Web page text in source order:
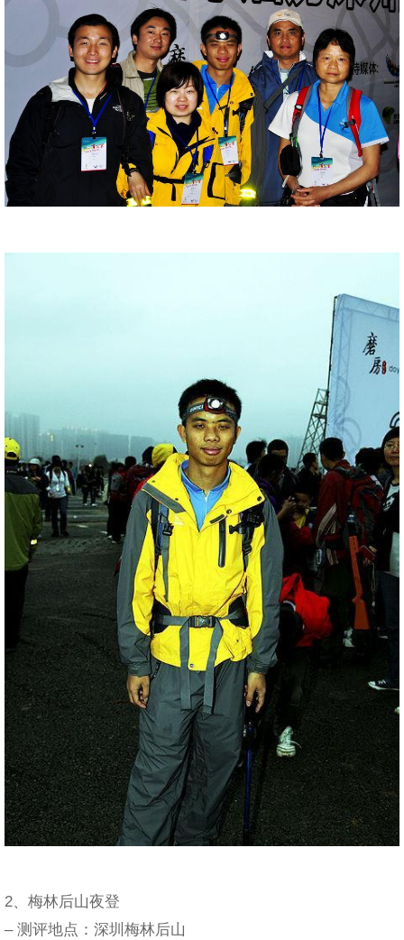
2、梅林后山夜登
– 测评地点：深圳梅林后山